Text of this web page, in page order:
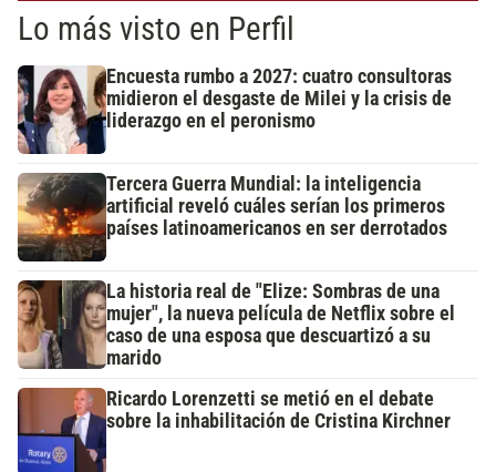
Lo más visto en Perfil
Encuesta rumbo a 2027: cuatro consultoras
midieron el desgaste de Milei y la crisis de
liderazgo en el peronismo
Tercera Guerra Mundial: la inteligencia
artificial reveló cuáles serían los primeros
países latinoamericanos en ser derrotados
La historia real de "Elize: Sombras de una
mujer", la nueva película de Netflix sobre el
caso de una esposa que descuartizó a su
marido
Ricardo Lorenzetti se metió en el debate
sobre la inhabilitación de Cristina Kirchner